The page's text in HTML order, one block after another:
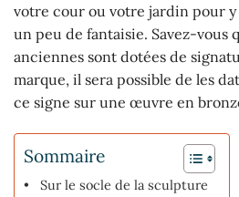
votre cour ou votre jardin pour
un peu de fantaisie. Savez-vous
anciennes sont dotées de
marque, il sera possible de les
ce signe sur une œuvre en
Sommaire
Sur le socle de la sculpture